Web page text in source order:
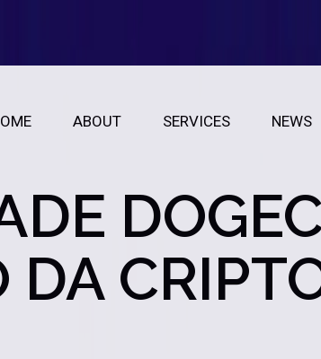
ABOUT SERVICES NEWS
DA